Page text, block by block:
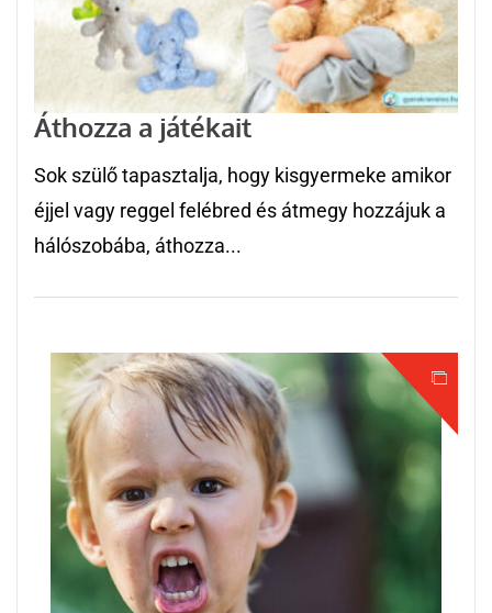
Áthozza a játékait
Sok szülő tapasztalja, hogy kisgyermeke amikor
éjjel vagy reggel felébred és átmegy hozzájuk a
hálószobába, áthozza...